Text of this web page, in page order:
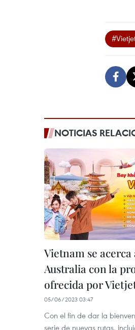
NOTICIAS
Vietnam se acerca
Australia con la
ofrecida por
05/06/2023 03:47
Con el fin de dar la
serie de nuevas rutas,